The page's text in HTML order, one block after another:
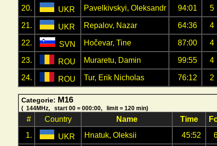
20. UKR Pavelkivskyi, Oleksandr 94:01 5
21. UKR Repalov, Nazar 64:36 4
22. SVN Hočevar, Tine 87:00 4
23. ROU Muraretu, Damin 99:55 4
24. ROU Tur, Erik Nicholas 76:12 2
Categorie: M16
( 144MHz, start 00 = 000:00, limit = 120 min)
# Country Name Time
1.
UKR Hnatuk, Oleksii 45:52